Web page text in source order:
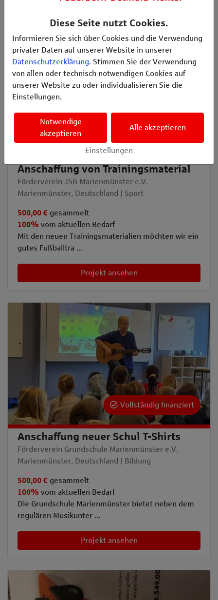
Diese Seite nutzt Cookies.
Informieren Sie sich über Cookies und die Verwendung
privater Daten auf unserer Website in unserer
Datenschutzerklärung. Stimmen Sie der Verwendung
von allen oder technisch notwendigen Cookies auf
unserer Website zu oder individualisieren Sie die
Einstellungen.
Notwendige
akzeptieren
Alle akzeptieren
Einstellungen
Anschaffung von Trainingsmaterial
Förderverein JSG Marienmünster e.V.
Marienmünster, Deutschland | Sport
500,00 € gesammelt
100% vom aktuellen Bedarf
Mit den neuen Trainingsmaterialien möchten wir ein
gutes Fußballtra ...
Projekt ansehen
Vollständig finanziert
Anschaffung neuer Schul T-Shirts
Förderverein Grundschule Marienmünster e.V.
Marienmünster, Deutschland | Bildung
500,00 € gesammelt
100% vom aktuellen Bedarf
Die Grundschule Marienmünster bietet neben dem
regulären Musikunter ...
Projekt ansehen